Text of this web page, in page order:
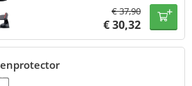
€37,90
€30,32